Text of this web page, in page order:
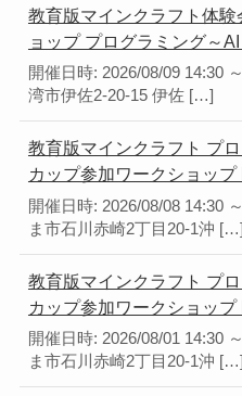
教育版マインクラフト体
ョップ プログラミング～
開催日時: 2026/08/09 14:30
湾市伊佐2-20-15 伊佐 […]
教育版マインクラフト プ
カップ参加ワークショップ
開催日時: 2026/08/08 14:30
ま市石川赤崎2丁目20-1沖 […]
教育版マインクラフト プ
カップ参加ワークショップ
開催日時: 2026/08/01 14:30
ま市石川赤崎2丁目20-1沖 […]